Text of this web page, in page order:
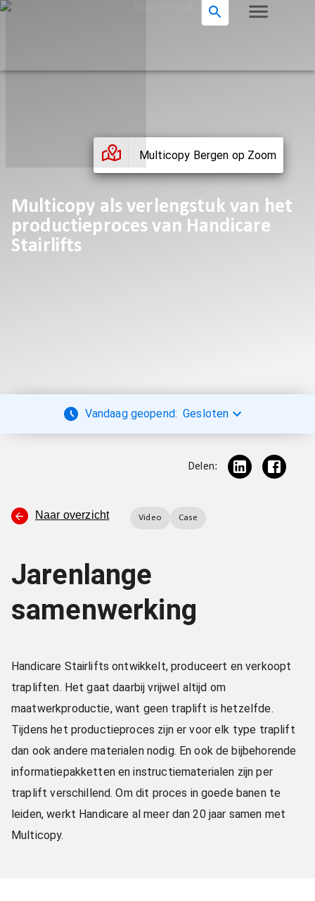
Multicopy Bergen op Zoom
Multicopy als verlengstuk van het
productieproces van Handicare
Stairlifts
Vandaag geopend: Gesloten
Delen:
Naar overzicht Video Case
Jarenlange
samenwerking
Handicare Stairlifts ontwikkelt, produceert en verkoopt
trapliften. Het gaat daarbij vrijwel altijd om
maatwerkproductie, want geen traplift is hetzelfde.
Tijdens het productieproces zijn er voor elk type traplift
dan ook andere materialen nodig. En ook de bijbehorende
informatiepakketten en instructiematerialen zijn per
traplift verschillend. Om dit proces in goede banen te
leiden, werkt Handicare al meer dan 20 jaar samen met
Multicopy.